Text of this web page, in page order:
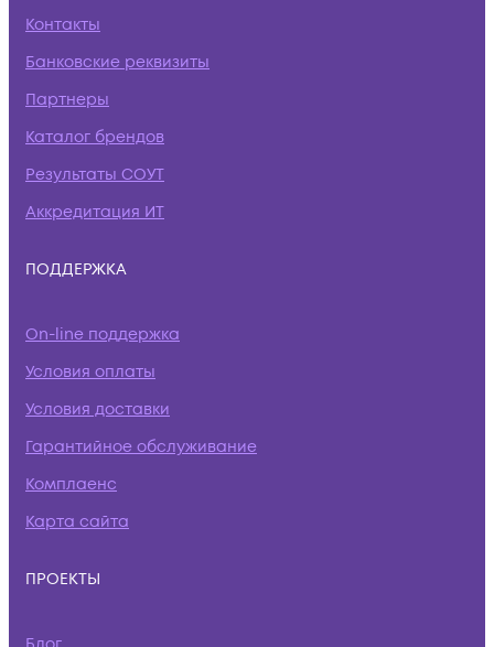
Контакты
Банковские реквизиты
Партнеры
Каталог брендов
Результаты СОУТ
Аккредитация ИТ
ПОДДЕРЖКА
On-line поддержка
Условия оплаты
Условия доставки
Гарантийное обслуживание
Комплаенс
Карта сайта
ПРОЕКТЫ